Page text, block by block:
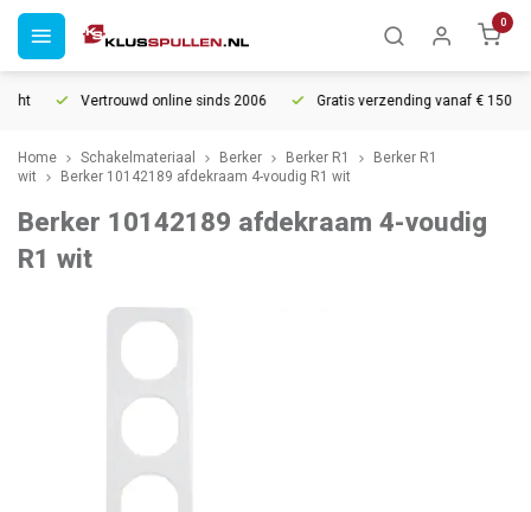
0
Vertrouwd online sinds 2006 Gratis verzending vanaf € 150
Home Schakelmateriaal Berker Berker R1
Berker R1
wit
Berker 10142189 afdekraam 4-voudig R1 wit
Berker 10142189 afdekraam 4-voudig
R1 wit